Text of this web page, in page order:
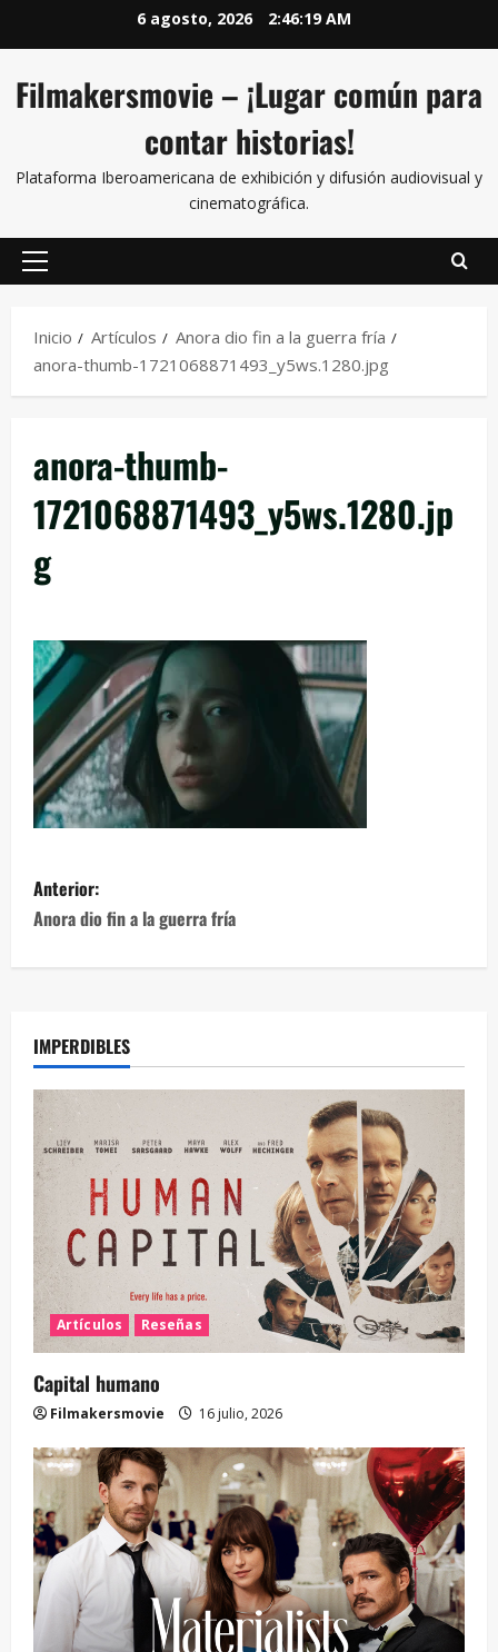
6 agosto, 2026 2:46:20 AM
Filmakersmovie – ¡Lugar común para
contar historias!
Plataforma Iberoamericana de exhibición y difusión audiovisual y
cinematográfica.
Inicio Artículos
Anora dio fin a la guerra fría
anora-thumb-1721068871493_y5ws.1280.jpg
anora-thumb-
1721068871493_y5ws.1280.jp
g
Anterior:
Anora dio fin a la guerra fría
IMPERDIBLES
Artículos Reseñas
Capital humano
Filmakersmovie 16 julio, 2026